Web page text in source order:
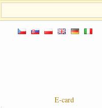
E-card